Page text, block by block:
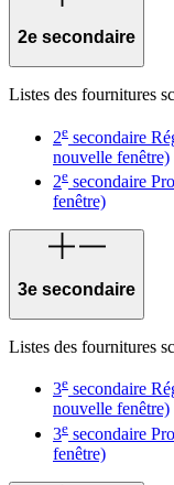
2e secondaire
Listes des fournitures
2e secondaire
nouvelle fenêtre)
2e secondaire
fenêtre)
3e secondaire
Listes des fournitures
3e secondaire
nouvelle fenêtre)
3e secondaire
fenêtre)